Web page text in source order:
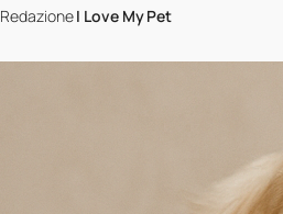
RedazioneI Love My Pet